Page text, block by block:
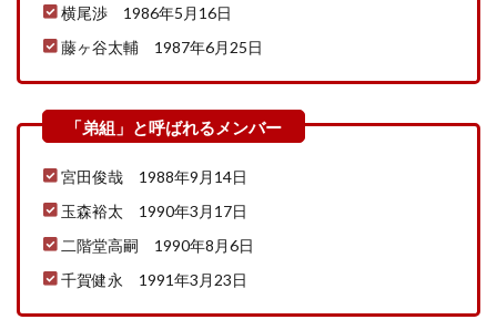
横尾渉 1986年5月16日
藤ヶ谷太輔 1987年6月25日
宮田俊哉 1988年9月14日
玉森裕太 1990年3月17日
二階堂高嗣 1990年8月6日
千賀健永 1991年3月23日